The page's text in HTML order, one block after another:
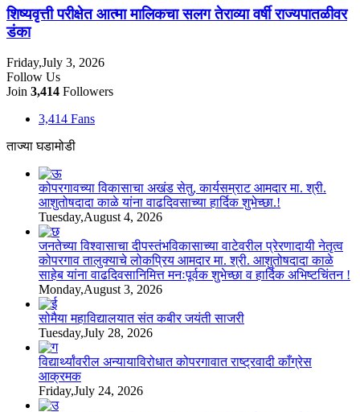
शिष्यवृत्ती परीक्षेत आत्मा मालिकचा सलग तेराव्या वर्षी राज्यपातळीवर
डंका
Friday,July 3, 2026
Follow Us
Join 3,414 Followers
3,414 Fans
ताज्या घडामोडी
कोपरगावच्या विकासाचा अखंड सेतु, कार्यसम्राट आमदार मा. श्री.
आशुतोषदादा काळे यांना वाढदिवसाच्या हार्दिक शुभेच्छा.!
Tuesday,August 4, 2026
जनतेच्या विश्वासाचा दीपस्तंभविकासाच्या वाटेवरील प्रेरणादायी नेतृत्व
कोपरगाव तालुक्याचे लोकप्रिय आमदार मा. श्री. आशुतोषदादा काळे
साहेब यांना वाढदिवसानिमित्त मनःपूर्वक शुभेच्छा व हार्दिक अभिष्टचिंतन !
Monday,August 3, 2026
सोमैया महाविद्यालयात संत कबीर जयंती साजरी
Tuesday,July 28, 2026
विद्यार्थ्यांवरील अन्यायाविरोधात कोपरगावात राष्ट्रवादी काँग्रेस
आक्रमक
Friday,July 24, 2026